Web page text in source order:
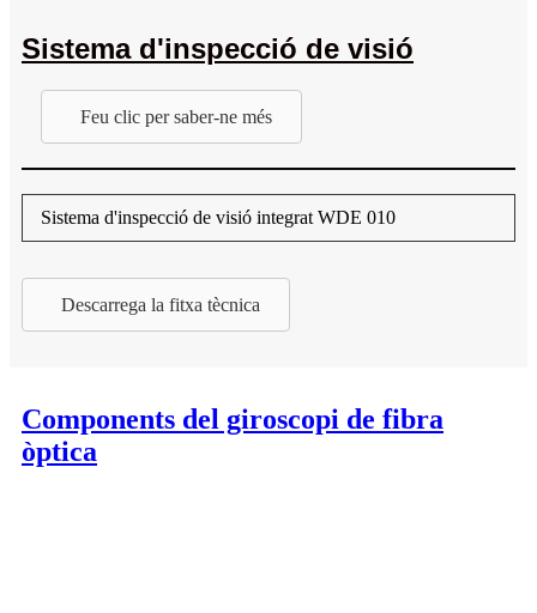
Sistema d'inspecció de visió
Feu clic per saber-ne més
Sistema d'inspecció de visió integrat WDE 010
Descarrega la fitxa tècnica
Components del giroscopi de fibra
òptica